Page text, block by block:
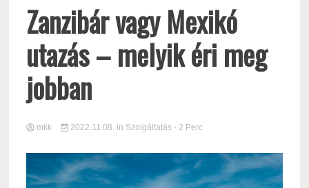
Zanzibár vagy Mexikó
utazás – melyik éri meg
jobban
mkk 2022.11.08. in Szolgáltatás - 2 Perc